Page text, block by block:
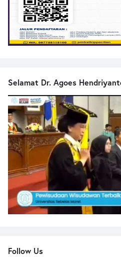
Selamat Dr. Agoes
Follow Us